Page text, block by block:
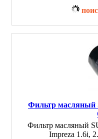
Фильтр масляный
Фильтр масляный
Impreza 1.6i,